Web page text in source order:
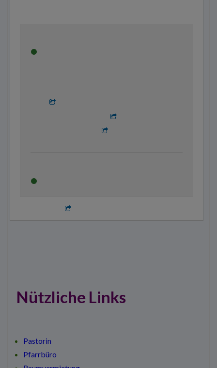
Nützliche Links
Pastorin
Pfarrbüro